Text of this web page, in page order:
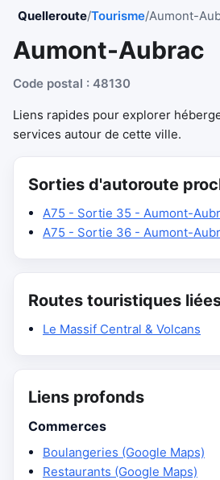
Quelleroute/Tourisme/Aumont-
Aumont-Aubrac
Code postal : 48130
Liens rapides pour explorer
services autour de cette ville.
Sorties d'autoroute
A75 - Sortie 35 - Aumont-
A75 - Sortie 36 - Aumont-
Routes touristiques
Le Massif Central & Volcans
Liens profonds
Commerces
Boulangeries (Google Maps)
Restaurants (Google Maps)